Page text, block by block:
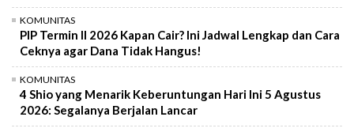
KOMUNITAS
PIP Termin II 2026 Kapan Cair? Ini Jadwal Lengkap dan Cara
Ceknya agar Dana Tidak Hangus!
KOMUNITAS
4 Shio yang Menarik Keberuntungan Hari Ini 5 Agustus
2026: Segalanya Berjalan Lancar